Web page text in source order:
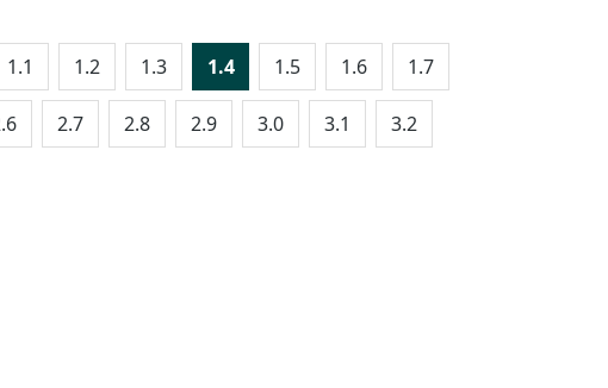
1.1 1.2 1.3 1.4 1.5 1.6 1.7
2.7 2.8 2.9 3.0 3.1 3.2